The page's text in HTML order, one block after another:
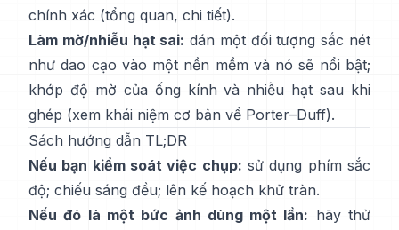
chính xác (tổng quan, chi tiết).
Làm mờ/nhiễu hạt sai: dán một đối tượng sắc nét
như dao cạo vào một nền mềm và nó sẽ nổi bật;
khớp độ mờ của ống kính và nhiễu hạt sau khi
ghép (xem khái niệm cơ bản về Porter–Duff).
Sách hướng dẫn TL;DR
Nếu bạn kiểm soát việc chụp: sử dụng phím sắc
độ; chiếu sáng đều; lên kế hoạch khử tràn.
Nếu đó là một bức ảnh dùng một lần: hãy thử